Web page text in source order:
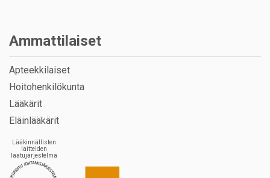
Ammattilaiset
Apteekkilaiset
Hoitohenkilökunta
Lääkärit
Eläinlääkärit
Lääkinnällisten
laitteiden
laatujärjestelmä